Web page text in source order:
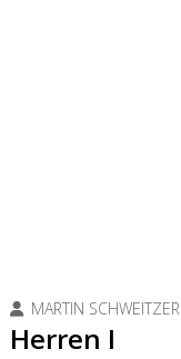
MARTIN SCHWEITZER
Herren I